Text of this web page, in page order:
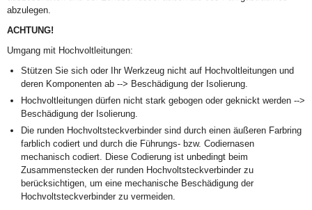
abzulegen.
ACHTUNG!
Umgang mit Hochvoltleitungen:
Stützen Sie sich oder Ihr Werkzeug nicht auf Hochvoltleitungen und
deren Komponenten ab --> Beschädigung der Isolierung.
Hochvoltleitungen dürfen nicht stark gebogen oder geknickt werden -->
Beschädigung der Isolierung.
Die runden Hochvoltsteckverbinder sind durch einen äußeren Farbring
farblich codiert und durch die Führungs- bzw. Codiernasen
mechanisch codiert. Diese Codierung ist unbedingt beim
Zusammenstecken der runden Hochvoltsteckverbinder zu
berücksichtigen, um eine mechanische Beschädigung der
Hochvoltsteckverbinder zu vermeiden.